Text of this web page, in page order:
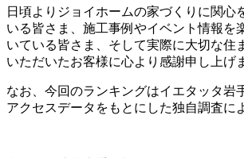
日頃よりジョイホームの家づくりに関心
いる皆さま、施工事例やイベント情報を
いている皆さま、そして実際に大切な住
いただいたお客様に心より感謝申し上げ
なお、今回のランキングはイエタッタ岩
アクセスデータをもとにした独自調査に